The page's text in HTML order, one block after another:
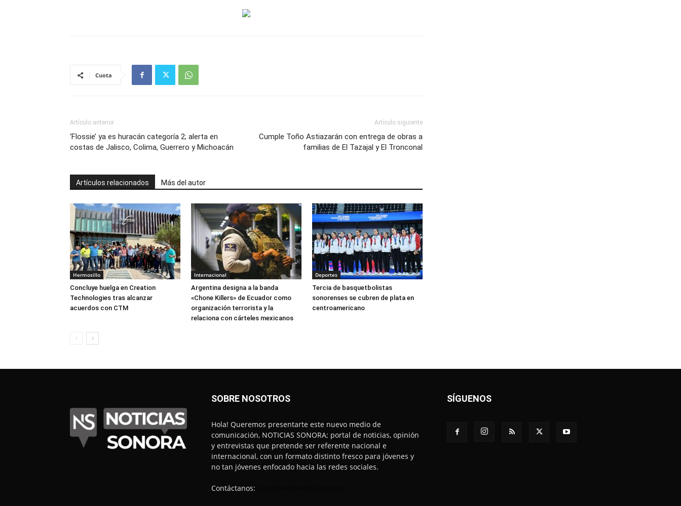
Cuota
Artículo anterior
‘Flossie’ ya es huracán categoría 2; alerta en
costas de Jalisco, Colima, Guerrero y Michoacán
Artículo siguiente
Cumple Toño Astiazarán con entrega de obras a
familias de El Tazajal y El Tronconal
Artículos relacionados Más del autor
Hermosillo
Concluye huelga en Creation
Technologies tras alcanzar
acuerdos con CTM
Internacional
Argentina designa a la banda
«Chone Killers» de Ecuador como
organización terrorista y la
relaciona con cárteles mexicanos
Deportes
Tercia de basquetbolistas
sonorenses se cubren de plata en
centroamericano
SOBRE NOSOTROS
Hola! Queremos presentarte este nuevo medio de
comunicación, NOTICIAS SONORA; portal de noticias, opinión
y entrevistas que pretende ser referente nacional e
internacional, con un formato distinto fresco para jóvenes y
no tan jóvenes enfocado hacia las redes sociales.
Contáctanos:
SÍGUENOS